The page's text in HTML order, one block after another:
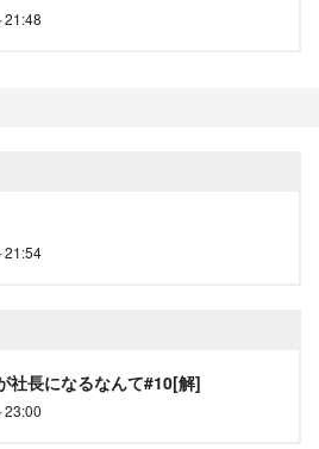
21:48
21:54
社長になるなんて#10[解]
23:00